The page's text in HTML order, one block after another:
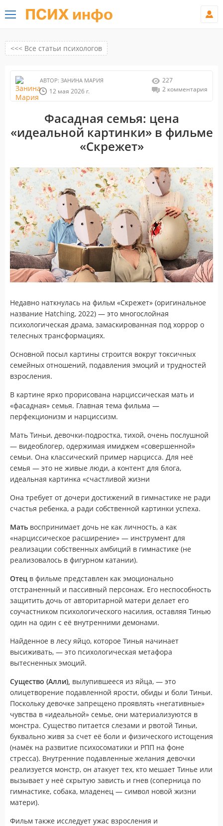
ПСИХ инфо
<<< Все статьи психологов
АВТОР: ЗАНИНА МАРИЯ
12 мая 2026 г.
227
2 комментария
Фасадная семья: цена
«идеальной картинки» в фильме
«Скрежет»
Недавно наткнулась на фильм «Скрежет» (оригинальное
название Hatching, 2022) — это многослойная
психологическая драма, замаскированная под хоррор о
телесных трансформациях.
Основной посыл картины строится вокруг токсичных
семейных отношений, подавления эмоций и трудностей
взросления.
В картине ярко прорисована нарциссическая мать и
«фасадная» семья. Главная тема фильма —
перфекционизм и нарциссизм.
Мать Тиньи, девочки-подростка, тихой, очень послушной
— видеоблогер, одержимая имиджем «совершенной»
семьи. Она классический пример нарцисса. Для неё
семья — это не живые люди, а контент для блога,
идеальная картинка «счастливой жизни
Она требует от дочери достижений в гимнастике не ради
счастья ребенка, а ради собственной картинки успеха.
Мать воспринимает дочь не как личность, а как
«нарциссическое расширение» — инструмент для
реализации собственных амбиций в гимнастике (не
реализовалось в фигурном катании).
Отец в фильме представлен как эмоционально
отстраненный и пассивный персонаж. Его неспособность
защитить дочь от авторитарной матери делает его
соучастником психологического насилия, оставляя Тинью
один на один с её внутренними демонами.
Найденное в лесу яйцо, которое Тинья начинает
высиживать, — это психологическая метафора
вытесненных эмоций.
Существо (Алли), вылупившееся из яйца, — это
олицетворение подавленной ярости, обиды и боли Тиньи.
Поскольку девочке запрещено проявлять «негативные»
чувства в «идеальной» семье, они материализуются в
монстра. Существо питается слезами и рвотой Тиньи,
буквально живя за счет её боли и физического истощения
(намёк на развитие психосоматики и РПП на фоне
стресса). Внутренние подавленные желания девочки
реализуется монстр, он атакует тех, кто мешает Тинье или
вызывает у неё скрытую зависть и гнев (соперница по
гимнастике, собака, младенец — символ новой жизни
матери).
Фильм также исследует ужас взросления и